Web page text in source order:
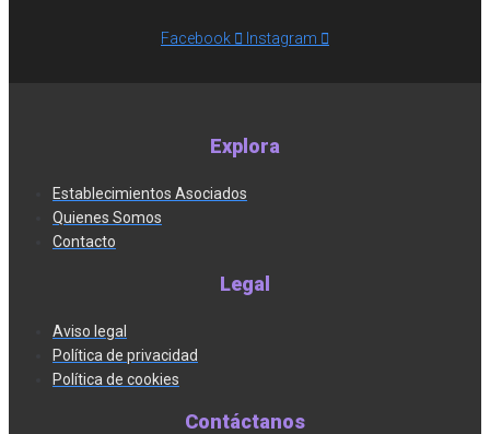
Facebook Instagram
Explora
Establecimientos Asociados
Quienes Somos
Contacto
Legal
Aviso legal
Política de privacidad
Política de cookies
Contáctanos